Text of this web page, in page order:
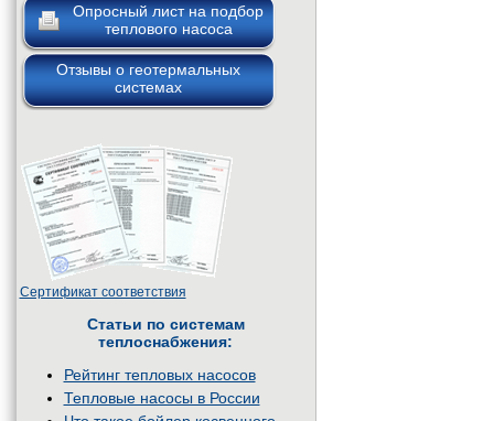
Опросный лист на подбор
теплового насоса
Отзывы о геотермальных
системах
Сертификат соответствия
Статьи по системам
теплоснабжения:
Рейтинг тепловых насосов
Тепловые насосы в России